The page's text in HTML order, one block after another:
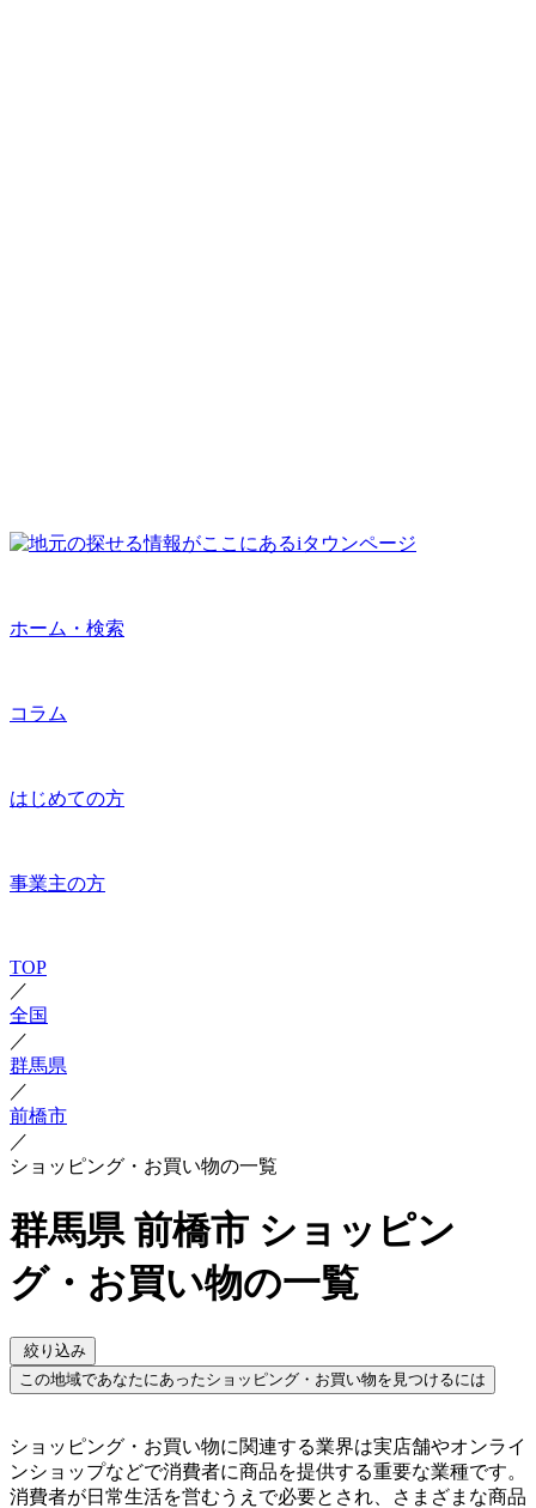
ホーム・検索
コラム
はじめての方
事業主の方
TOP
／
全国
／
群馬県
／
前橋市
／
ショッピング・お買い物の一覧
群馬県 前橋市 ショッピン
グ・お買い物の一覧
絞り込み
この地域であなたにあったショッピング・お買い物を見つけるには
ショッピング・お買い物に関連する業界は実店舗やオンライ
ンショップなどで消費者に商品を提供する重要な業種です。
消費者が日常生活を営むうえで必要とされ、さまざまな商品